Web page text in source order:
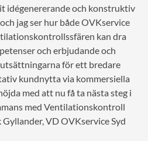
idégenererande och konstruktiv
jag ser hur både OVKservice
kan dra
och erbjudande och
för ett bredare
kundnytta via kommersiella
med att nu få ta nästa steg i
med Ventilationskontroll
Gyllander, VD OVKservice Syd